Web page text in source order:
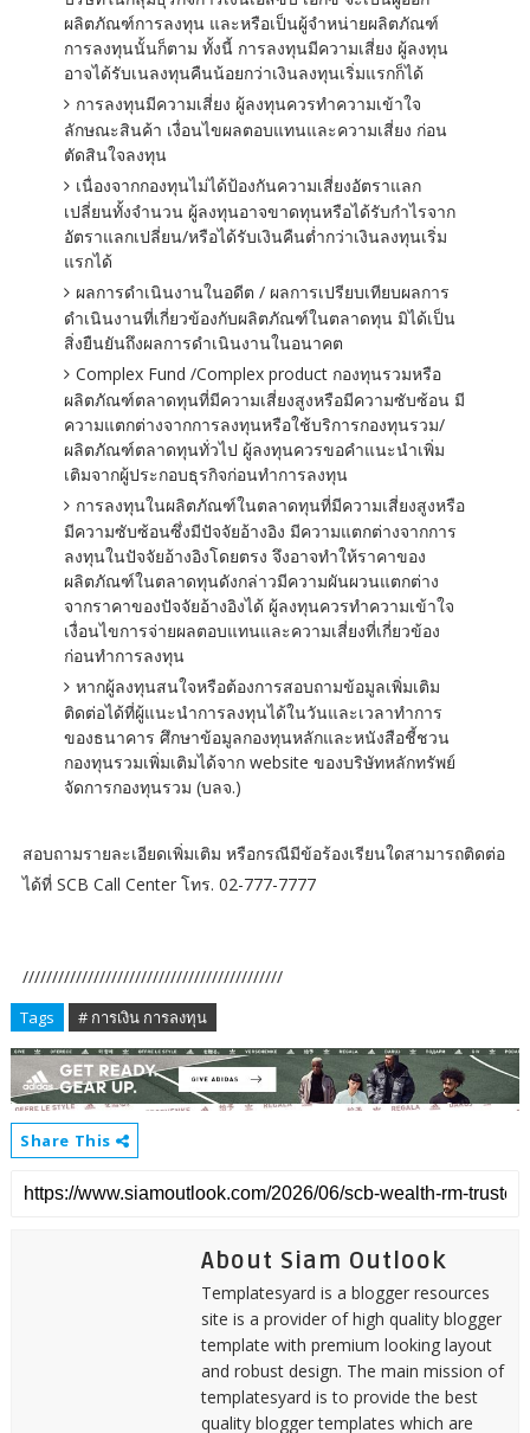
ผลิตภัณฑ์การลงทุน และหรือเป็นผู้จำหน่ายผลิตภัณฑ์
การลงทุนนั้นก็ตาม ทั้งนี้ การลงทุนมีความเสี่ยง ผู้ลงทุน
อาจได้รับเนลงทุนคืนน้อยกว่าเงินลงทุนเริ่มแรกก็ได้
การลงทุนมีความเสี่ยง ผู้ลงทุนควรทำความเข้าใจ
ลักษณะสินค้า เงื่อนไขผลตอบแทนและความเสี่ยง ก่อน
ตัดสินใจลงทุน
เนื่องจากกองทุนไม่ได้ป้องกันความเสี่ยงอัตราแลก
เปลี่ยนทั้งจำนวน ผู้ลงทุนอาจขาดทุนหรือได้รับกำไรจาก
อัตราแลกเปลี่ยน/หรือได้รับเงินคืนต่ำกว่าเงินลงทุนเริ่ม
แรกได้
ผลการดำเนินงานในอดีต / ผลการเปรียบเทียบผลการ
ดำเนินงานที่เกี่ยวข้องกับผลิตภัณฑ์ในตลาดทุน มิได้เป็น
สิ่งยืนยันถึงผลการดำเนินงานในอนาคต
Complex Fund /Complex product กองทุนรวมหรือ
ผลิตภัณฑ์ตลาดทุนที่มีความเสี่ยงสูงหรือมีความซับซ้อน มี
ความแตกต่างจากการลงทุนหรือใช้บริการกองทุนรวม/
ผลิตภัณฑ์ตลาดทุนทั่วไป ผู้ลงทุนควรขอคำแนะนำเพิ่ม
เติมจากผู้ประกอบธุรกิจก่อนทำการลงทุน
การลงทุนในผลิตภัณฑ์ในตลาดทุนที่มีความเสี่ยงสูงหรือ
มีความซับซ้อนซึ่งมีปัจจัยอ้างอิง มีความแตกต่างจากการ
ลงทุนในปัจจัยอ้างอิงโดยตรง จึงอาจทำให้ราคาของ
ผลิตภัณฑ์ในตลาดทุนดังกล่าวมีความผันผวนแตกต่าง
จากราคาของปัจจัยอ้างอิงได้ ผู้ลงทุนควรทำความเข้าใจ
เงื่อนไขการจ่ายผลตอบแทนและความเสี่ยงที่เกี่ยวข้อง
ก่อนทำการลงทุน
หากผู้ลงทุนสนใจหรือต้องการสอบถามข้อมูลเพิ่มเติม
ติดต่อได้ที่ผู้แนะนำการลงทุนได้ในวันและเวลาทำการ
ของธนาคาร ศึกษาข้อมูลกองทุนหลักและหนังสือชี้ชวน
กองทุนรวมเพิ่มเติมได้จาก website ของบริษัทหลักทรัพย์
จัดการกองทุนรวม (บลจ.)
สอบถามรายละเอียดเพิ่มเติม หรือกรณีมีข้อร้องเรียนใดสามารถติดต่อ
ได้ที่ SCB Call Center โทร. 02-777-7777
////////////////////////////////////////////
Tags # การเงิน การลงทุน
Share This
About Siam Outlook
Templatesyard is a blogger resources
site is a provider of high quality blogger
template with premium looking layout
and robust design. The main mission of
templatesyard is to provide the best
quality blogger templates which are